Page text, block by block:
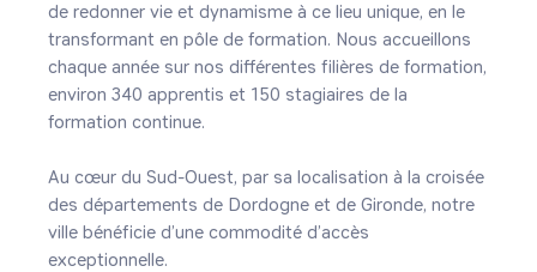
de redonner vie et dynamisme à ce lieu unique, en le
transformant en pôle de formation. Nous accueillons
chaque année sur nos différentes filières de formation,
environ 340 apprentis et 150 stagiaires de la
formation continue.
Au cœur du Sud-Ouest, par sa localisation à la croisée
des départements de Dordogne et de Gironde, notre
ville bénéficie d’une commodité d’accès
exceptionnelle.